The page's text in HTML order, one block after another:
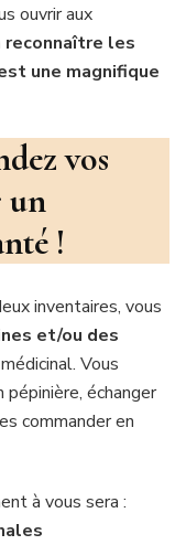
ouvrir aux
reconnaître les
une magnifique
vos
un
!
inventaires, vous
et/ou des
Vous
pépinière, échanger
commander en
à vous sera :